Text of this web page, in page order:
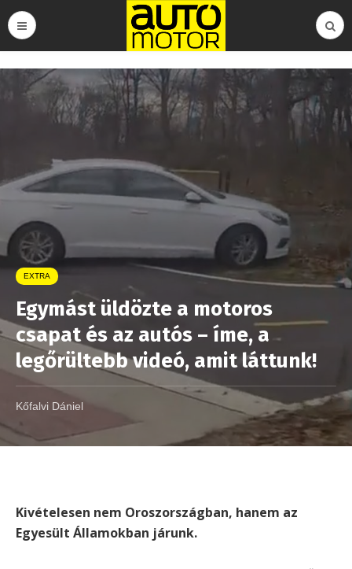
EXTRA
Egymást üldözte a motoros
csapat és az autós – íme, a
legőrültebb videó, amit láttunk!
Kőfalvi Dániel
Kivételesen nem Oroszországban, hanem az
Egyesült Államokban járunk.